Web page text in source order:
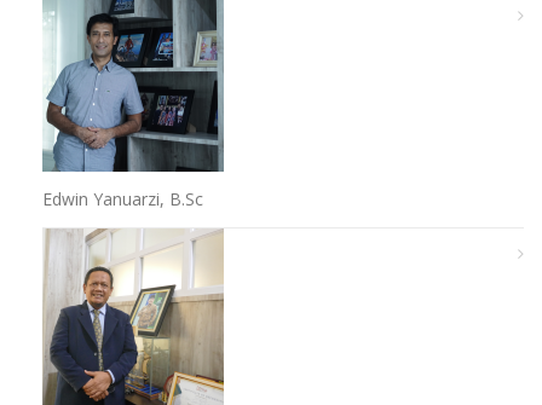
Edwin Yanuarzi, B.Sc